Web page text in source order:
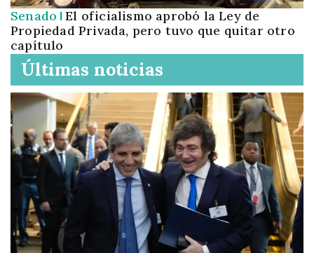
Senado El oficialismo aprobó la Ley de
Propiedad Privada, pero tuvo que quitar otro
capítulo
Últimas noticias